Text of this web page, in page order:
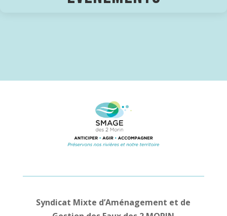
Syndicat Mixte d’Aménagement et de